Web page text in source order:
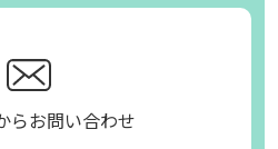
らお問い合わせ